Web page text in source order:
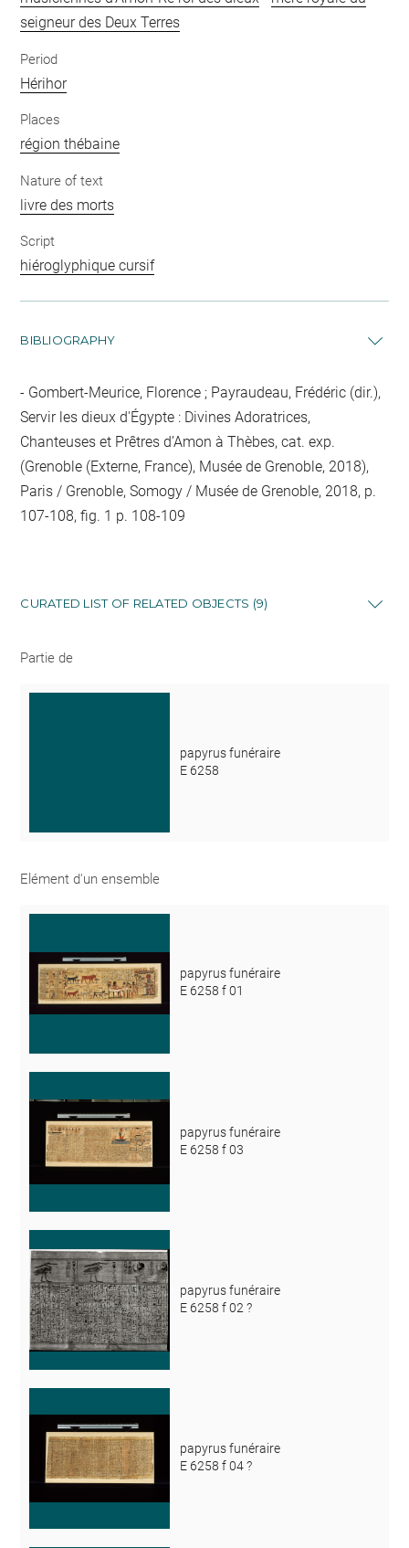
seigneur des Deux Terres
Period
Hérihor
Places
région thébaine
Nature of text
livre des morts
Script
hiéroglyphique cursif
BIBLIOGRAPHY
Gombert-Meurice, Florence ; Payraudeau, Frédéric (dir.),
Servir les dieux d'Égypte : Divines Adoratrices,
Chanteuses et Prêtres d’Amon à Thèbes, cat. exp.
(Grenoble (Externe, France), Musée de Grenoble, 2018),
Paris / Grenoble, Somogy / Musée de Grenoble, 2018, p.
107-108, fig. 1 p. 108-109
CURATED LIST OF RELATED OBJECTS (9)
Partie de
papyrus funéraire
E 6258
Elément d'un ensemble
papyrus funéraire
E 6258 f 01
papyrus funéraire
E 6258 f 03
papyrus funéraire
E 6258 f 02 ?
papyrus funéraire
E 6258 f 04 ?